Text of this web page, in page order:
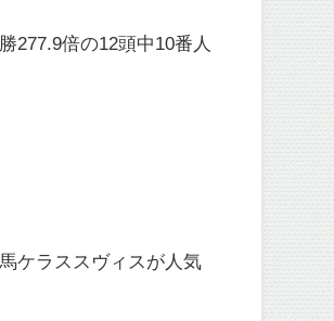
277.9倍の12頭中10番人
ケラススヴィスが人気